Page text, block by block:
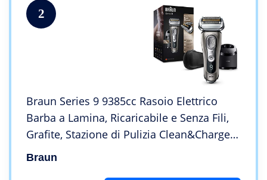
2
Braun Series 9 9385cc Rasoio Elettrico
Barba a Lamina, Ricaricabile e Senza Fili,
Grafite, Stazione di Pulizia Clean&Charge e
Custodia Da Viaggio In Pelle, Wet&Dry,
Braun